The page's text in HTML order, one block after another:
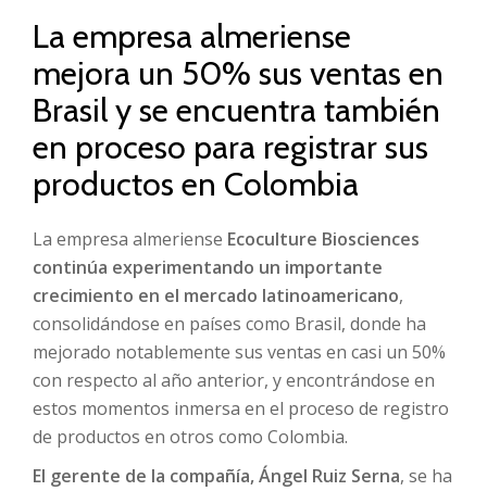
La empresa almeriense
mejora un 50% sus ventas en
Brasil y se encuentra también
en proceso para registrar sus
productos en Colombia
La empresa almeriense Ecoculture Biosciences
continúa experimentando un importante
crecimiento en el mercado latinoamericano,
consolidándose en países como Brasil, donde ha
mejorado notablemente sus ventas en casi un 50%
con respecto al año anterior, y encontrándose en
estos momentos inmersa en el proceso de registro
de productos en otros como Colombia.
El gerente de la compañía, Ángel Ruiz Serna, se ha